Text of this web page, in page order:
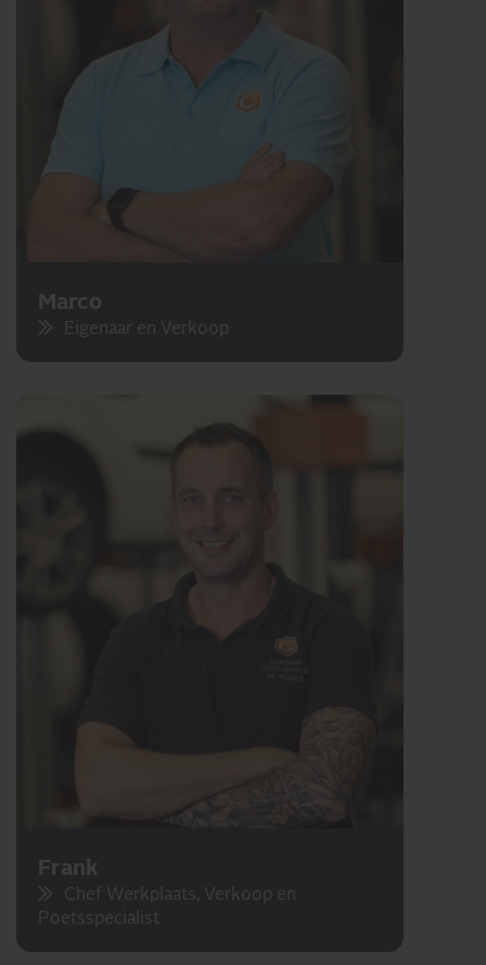
Marco
Eigenaar en Verkoop
Frank
Chef Werkplaats, Verkoop en
Poetsspecialist